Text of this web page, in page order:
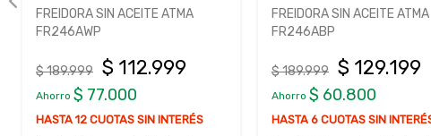
FREIDORA SIN ACEITE ATMA
FR246AWP
$ 189.999 $ 112.999
Ahorro $ 77.000
HASTA 12 CUOTAS SIN INTERÉS
FREIDORA SIN ACEITE ATMA
FR246ABP
$ 189.999 $ 129.199
Ahorro $ 60.800
HASTA 6 CUOTAS SIN